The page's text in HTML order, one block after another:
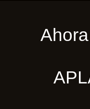
Ahora